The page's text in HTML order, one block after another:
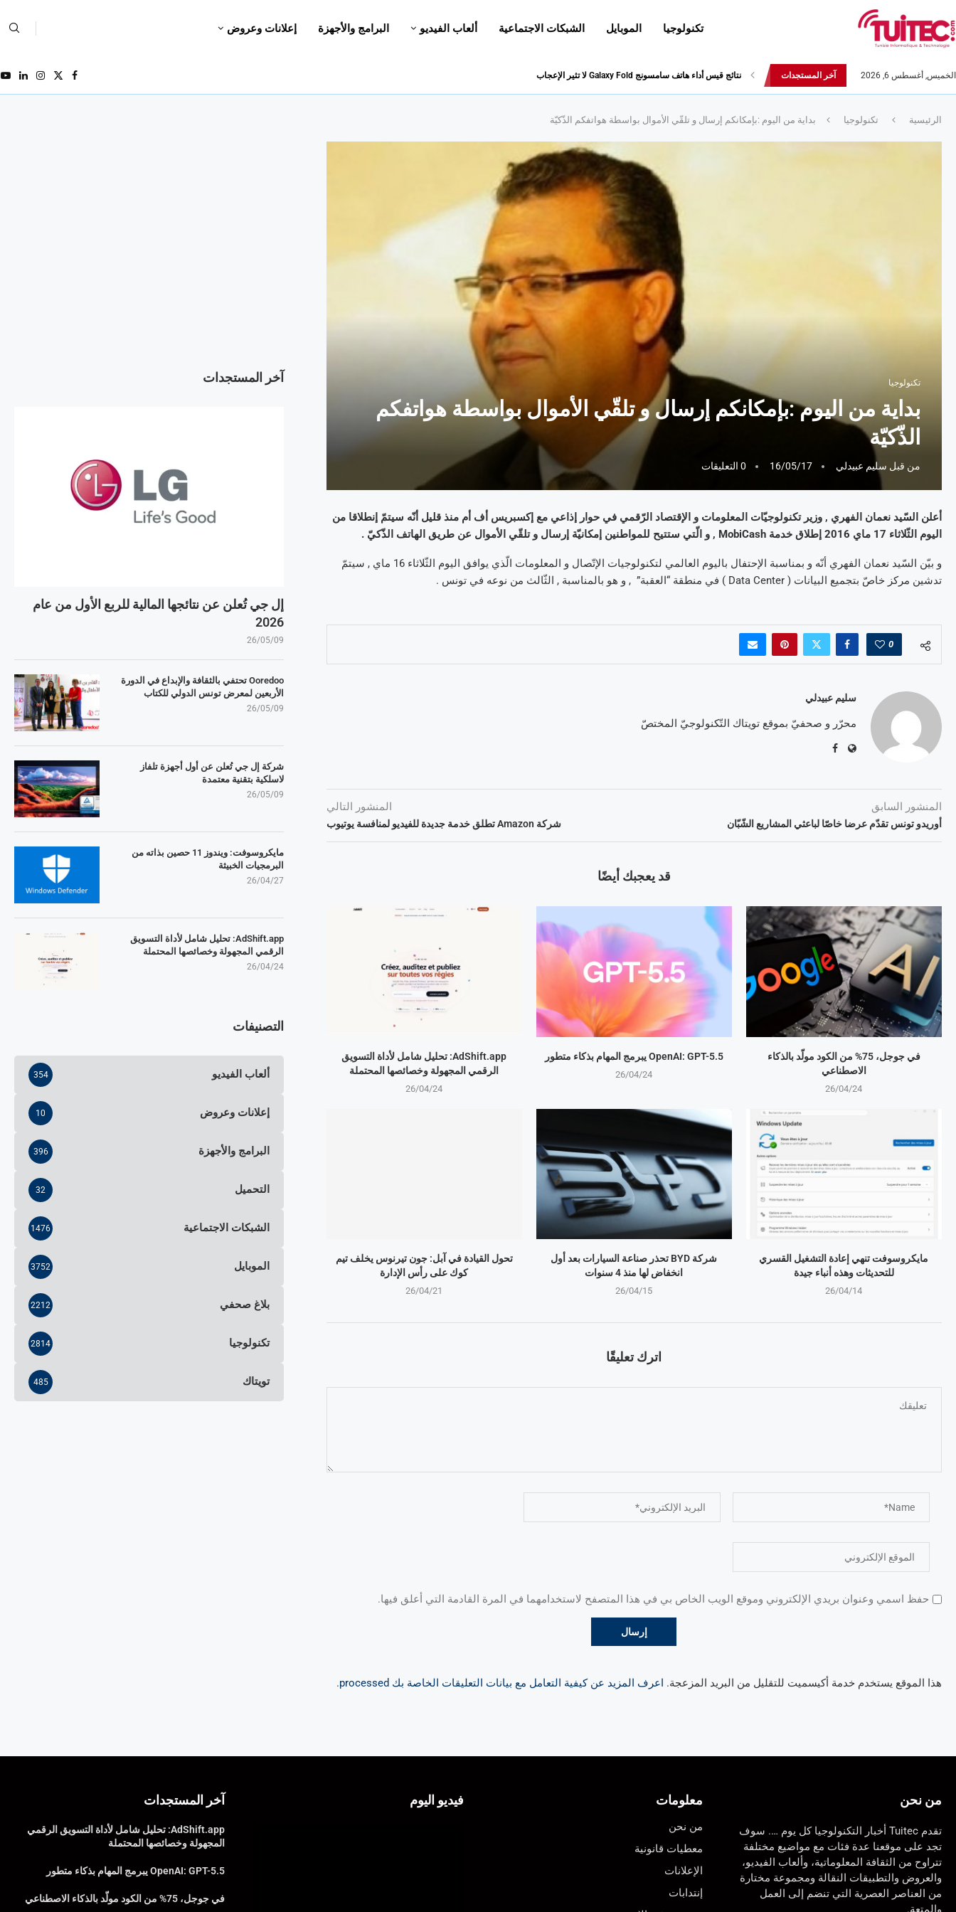
تكنولوجيا الموبايل الشبكات الاجتماعية ألعاب الفيديو البرامج والأجهزة إعلانات وعروض
الخميس, أغسطس 6, 2026 آخر المستجدات العلامة التجارية Realme تعلن عن هاتفها Realme 5s
الرئيسية تكنولوجيا بداية من اليوم :بإمكانكم إرسال و تلقّي الأموال بواسطة هواتفكم الذّكيّة
تكنولوجيا
بداية من اليوم :بإمكانكم إرسال و تلقّي الأموال بواسطة هواتفكم
الذّكيّة
من قبل سليم عبيدلي 16/05/17 0 التعليقات
أعلن السّيد نعمان الفهري , وزير تكنولوجيّات المعلومات و الإقتصاد الرّقمي في حوار إذاعي مع إكسبريس أف أم منذ قليل أنّه سيتمّ إنطلاقا من
اليوم الثّلاثاء 17 ماي 2016 إطلاق خدمة MobiCash , و الّتي ستتيح للمواطنين إمكانيّة إرسال و تلقّي الأموال عن طريق الهاتف الذّكيّ .
و بيّن السّيد نعمان الفهري أنّه و بمناسبة الإحتفال باليوم العالمي لتكنولوجيات الإتّصال و المعلومات الّذي يوافق اليوم الثّلاثاء 16 ماي , سيتمّ
تدشين مركز خاصّ بتجميع البيانات ( Data Center ) في منطقة “العقبة” , و هو بالمناسبة , الثّالث من نوعه في تونس .
0
سليم عبيدلي
محرّر و صحفيّ بموقع تويتاك التّكنولوجيّ المختصّ
المنشور السابق
أوريدو تونس تقدّم عرضا خاصّا لباعثي المشاريع الشّبّان
المنشور التالي
شركة Amazon تطلق خدمة جديدة للفيديو لمنافسة يوتيوب
قد يعجبك أيضًا
AdShift.app: تحليل شامل لأداة التسويق
الرقمي المجهولة وخصائصها المحتملة
26/04/24
OpenAI: GPT-5.5 يبرمج المهام بذكاء متطور
26/04/24
في جوجل، 75% من الكود مولّد بالذكاء
الاصطناعي
26/04/24
تحول القيادة في آبل: جون تيرنوس يخلف تيم
كوك على رأس الإدارة
26/04/21
شركة BYD تحذر صناعة السيارات بعد أول
انخفاض لها منذ 4 سنوات
26/04/15
مايكروسوفت تنهي إعادة التشغيل القسري
للتحديثات وهذه أنباء جيدة
26/04/14
اترك تعليقًا
حفظ اسمي وعنوان بريدي الإلكتروني وموقع الويب الخاص بي في هذا المتصفح لاستخدامهما في المرة القادمة التي أعلق فيها.
هذا الموقع يستخدم خدمة أكيسميت للتقليل من البريد المزعجة. اعرف المزيد عن كيفية التعامل مع بيانات التعليقات الخاصة بك processed .
آخر المستجدات
إل جي تُعلن عن نتائجها المالية للربع الأول من عام
2026
26/05/09
Ooredoo تحتفي بالثقافة والإبداع في الدورة
الأربعين لمعرض تونس الدولي للكتاب
26/05/09
شركة إل جي تُعلن عن أول أجهزة تلفاز
لاسلكية بتقنية معتمدة
26/05/09
مايكروسوفت: ويندوز 11 حصين بذاته من
البرمجيات الخبيثة
26/04/27
AdShift.app: تحليل شامل لأداة التسويق
الرقمي المجهولة وخصائصها المحتملة
26/04/24
التصنيفات
ألعاب الفيديو 354
إعلانات وعروض 10
البرامج والأجهزة 396
التحميل 32
الشبكات الاجتماعية 1476
الموبايل 3752
بلاغ صحفي 2212
تكنولوجيا 2814
تويتاك 485
من نحن
تقدم Tuitec أخبار التكنولوجيا كل يوم …. سوف
تجد على موقعنا عدة فئات مع مواضيع مختلفة
تتراوح من الثقافة المعلوماتية، وألعاب الفيديو،
والعروض والتطبيقات النقالة ومجموعة مختارة
من العناصر العصرية التي تنضم إلى العمل
والمتعة.
معلومات
من نحن
معطيات قانونية
الإعلانات
إنتدابات
فيديو اليوم آخر المستجدات
AdShift.app: تحليل شامل لأداة التسويق الرقمي
المجهولة وخصائصها المحتملة
OpenAI: GPT-5.5 يبرمج المهام بذكاء متطور
في جوجل، 75% من الكود مولّد بالذكاء الاصطناعي